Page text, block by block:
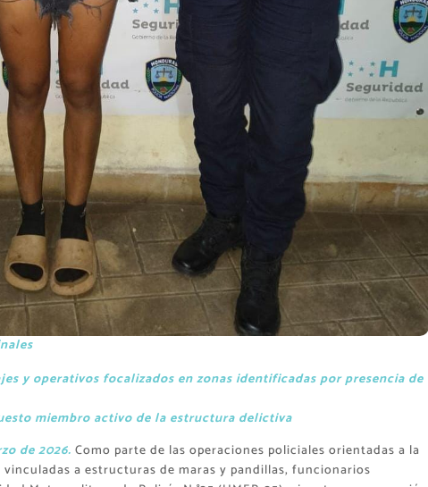
y operativos focalizados en zonas identificadas por presencia de
miembro activo de la estructura delictiva
de 2026. Como parte de las operaciones policiales orientadas a la
a estructuras de maras y pandillas, funcionarios